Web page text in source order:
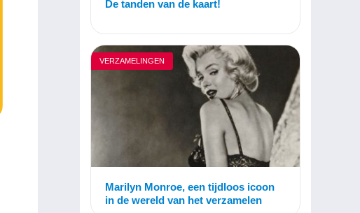
De tanden van de kaart!
VERZAMELINGEN
Marilyn Monroe, een tijdloos icoon
in de wereld van het verzamelen